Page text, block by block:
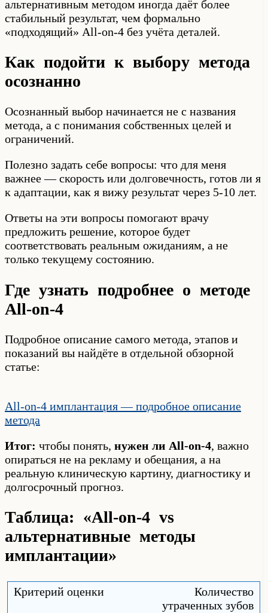
альтернативным методом иногда даёт более
стабильный результат, чем формально
«подходящий» All-on-4 без учёта деталей.
Как подойти к выбору метода
осознанно
Осознанный выбор начинается не с названия
метода, а с понимания собственных целей и
ограничений.
Полезно задать себе вопросы: что для меня
важнее — скорость или долговечность, готов ли я
к адаптации, как я вижу результат через 5-10 лет.
Ответы на эти вопросы помогают врачу
предложить решение, которое будет
соответствовать реальным ожиданиям, а не
только текущему состоянию.
Где узнать подробнее о методе
All-on-4
Подробное описание самого метода, этапов и
показаний вы найдёте в отдельной обзорной
статье:
All-on-4 имплантация — подробное описание
метода
Итог: чтобы понять, нужен ли All-on-4, важно
опираться не на рекламу и обещания, а на
реальную клиническую картину, диагностику и
долгосрочный прогноз.
Таблица: «All-on-4 vs
альтернативные методы
имплантации»
Количество
утраченных зубов